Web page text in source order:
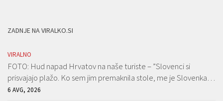
ZADNJE NA VIRALKO.SI
VIRALNO
FOTO: Hud napad Hrvatov na naše turiste – ”Slovenci si
prisvajajo plažo. Ko sem jim premaknila stole, me je Slovenka…
6 AVG, 2026